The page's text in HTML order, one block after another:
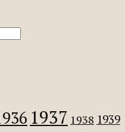
1937 1938 1939